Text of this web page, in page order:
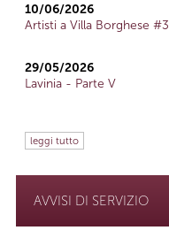
10/06/2026
Artisti a Villa Borghese #3
29/05/2026
Lavinia - Parte V
leggi tutto
AVVISI DI SERVIZIO